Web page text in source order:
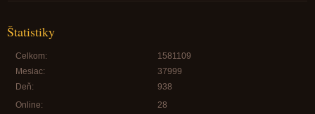
Štatistiky
Online: 28
Celkom:
1581109
Mesiac:
37999
Deň:
938